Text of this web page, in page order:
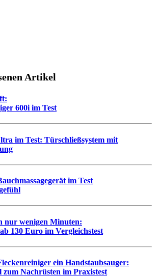
Artikel
600i im Test
im Test: Türschließsystem mit
im Test
nur wenigen Minuten:
130 Euro im Vergleichstest
ein Handstaubsauger:
zum Nachrüsten im Praxistest